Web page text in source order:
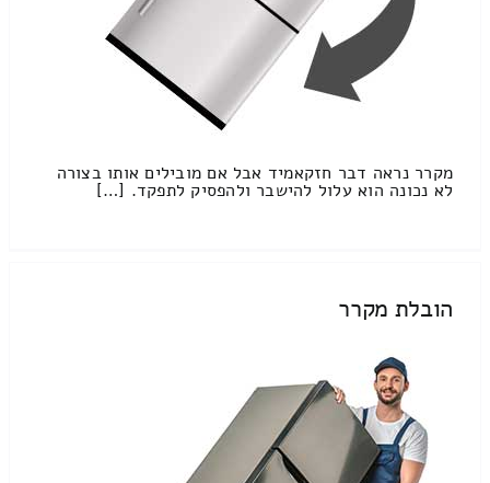
מקרר נראה דבר חזקאמיד אבל אם מובילים אותו בצורה
לא נכונה הוא עלול להישבר ולהפסיק לתפקד. […]
הובלת מקרר